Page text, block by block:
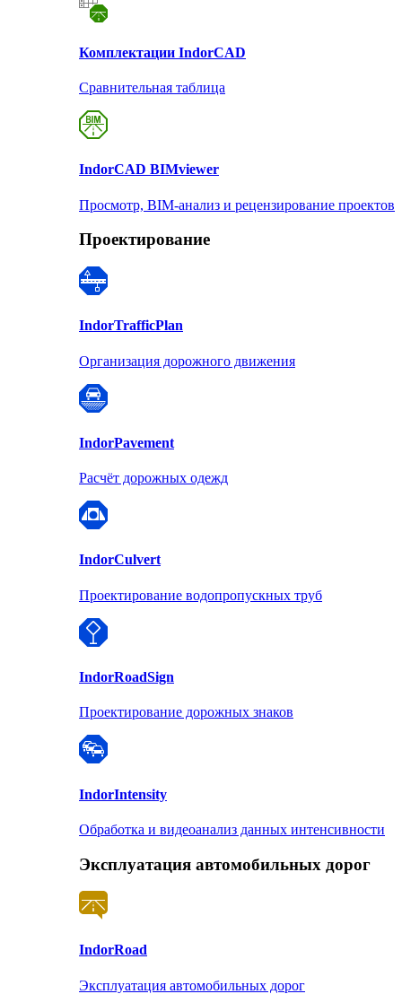
Комплектации IndorCAD
Сравнительная таблица
IndorCAD BIMviewer
Просмотр, BIM-анализ и рецензирование проектов
Проектирование
IndorTrafficPlan
Организация дорожного движения
IndorPavement
Расчёт дорожных одежд
IndorCulvert
Проектирование водопропускных труб
IndorRoadSign
Проектирование дорожных знаков
IndorIntensity
Обработка и видеоанализ данных интенсивности
Эксплуатация автомобильных дорог
IndorRoad
Эксплуатация автомобильных дорог